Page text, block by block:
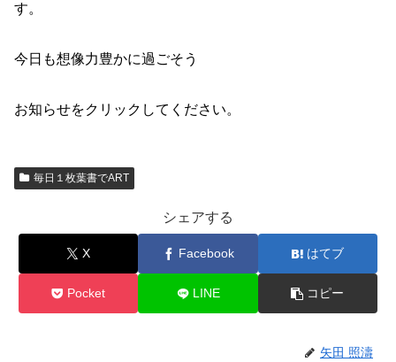
す。
今日も想像力豊かに過ごそう
お知らせをクリックしてください。
毎日１枚葉書でART
シェアする
X Facebook はてブ
Pocket LINE コピー
矢田 照濤